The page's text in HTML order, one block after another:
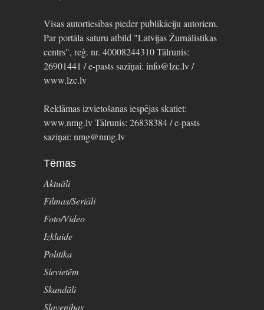
Visas autortiesības pieder publikāciju autoriem.
Par portāla saturu atbild "Latvijas Žurnālistikas
centrs", reģ. nr. 40008244310 Tālrunis:
26901441 / e-pasts saziņai: info@lzc.lv /
www.lzc.lv
Reklāmas izvietošanas iespējas skatiet:
www.nmg.lv Tālrunis: 26838384 / e-pasts
saziņai: nmg@nmg.lv
Tēmas
Aktuāli
Filmas/Seriāli
Foto/Video
Izklaide
Politika
Sievietēm
Skandāli
Slavenības